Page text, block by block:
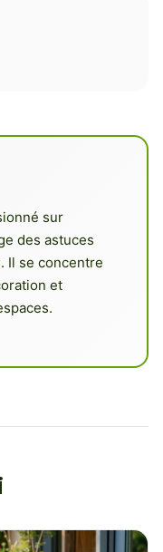
sur
des astuces
Il se concentre
et